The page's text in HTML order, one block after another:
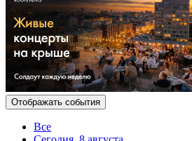
Отображать события
Все